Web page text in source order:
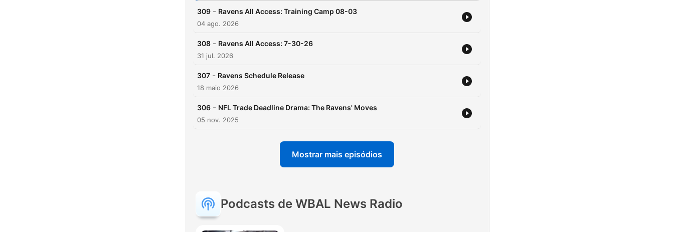
309 - Ravens All Access: Training Camp 08-03
04 ago. 2026
308 - Ravens All Access: 7-30-26
31 jul. 2026
307 - Ravens Schedule Release
18 maio 2026
306 - NFL Trade Deadline Drama: The Ravens' Moves
05 nov. 2025
Mostrar mais episódios
Podcasts de WBAL News Radio